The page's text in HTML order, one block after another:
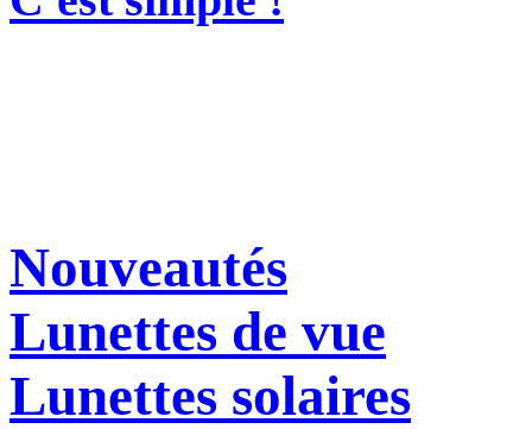
Nouveautés
Lunettes de vue
Lunettes solaires